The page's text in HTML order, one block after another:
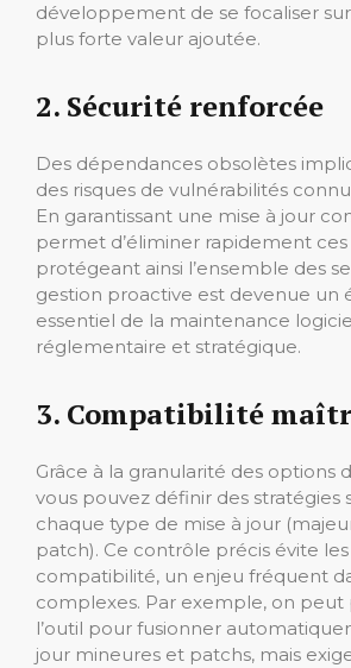
développement de se focaliser
plus forte valeur ajoutée.
2. Sécurité renforcée
Des dépendances obsolètes
des risques de vulnérabilités
En garantissant une mise à jour
permet d’éliminer rapidement ces
protégeant ainsi l’ensemble des
gestion proactive est devenue un
essentiel de la maintenance
réglementaire et stratégique.
3. Compatibilité
Grâce à la granularité des options
vous pouvez définir des stratégies
chaque type de mise à jour
patch). Ce contrôle précis évite
compatibilité, un enjeu fréquent
complexes. Par exemple, on
l’outil pour fusionner
jour mineures et patchs, mais